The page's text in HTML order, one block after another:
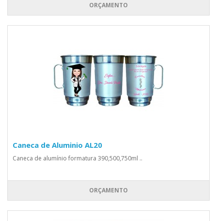
ORÇAMENTO
Caneca de Aluminio AL20
Caneca de alumínio formatura 390,500,750ml ..
ORÇAMENTO